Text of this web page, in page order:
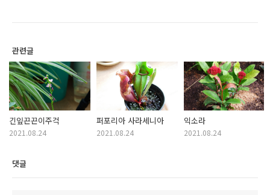
관련글
긴잎끈끈이주걱
2021.08.24
퍼포리아 사라세니아
2021.08.24
익소라
2021.08.24
댓글